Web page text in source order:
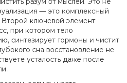
— это комплексный
Второй ключевой элемент —
при котором тело
синтезирует гормоны и чистит
сна восстановление не
усталость даже после